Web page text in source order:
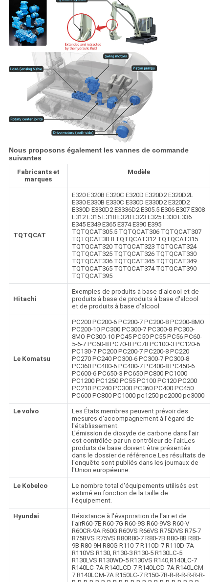
Nous proposons également les vannes de commande
suivantes
Fabricants et
marques
Modèle
TQTQCAT
E320 E320B E320C E320D E320D2 E320D2L
E330 E330B E330C E330D E330D2 E320D2
E330D E330D2 E3336D2 E305.5 E306 E307 E308
E312 E315 E318 E320 E323 E325 E330 E336
E345 E349 E365 E374 E390 E395
TQTQCAT305.5 TQTQCAT306 TQTQCAT307
TQTQCAT30 8 TQTQCAT312 TQTQCAT315
TQTQCAT320 TQTQCAT323 TQTQCAT324
TQTQCAT325 TQTQCAT326 TQTQCAT330
TQTQCAT336 TQTQCAT345 TQTQCAT349
TQTQCAT365 TQTQCAT374 TQTQCAT390
TQTQCAT395
Hitachi
Exemples de produits à base d'alcool et de
produits à base de produits à base d'alcool
et de produits à base d'alcool
Le Komatsu
PC200 PC200-6 PC200-7 PC200-8 PC200-8MO
PC200-10 PC300 PC300-7 PC300-8 PC300-
8MO PC300-10 PC45 PC50 PC55 PC56 PC60-
5-6-7 PC60-8 PC70-8 PC78 PC100-3 PC120-6
PC130-7 PC200 PC200-7 PC200-8 PC220
PC270 PC240 PC300-6 PC300-7 PC300-8
PC360 PC400-6 PC400-7 PC400-8 PC450-6
PC600-6 PC650-3 PC650 PC800 PC1000
PC1200 PC1250 PC55 PC100 PC120 PC200
PC210 PC240 PC300 PC360 PC400 PC450
PC600 PC800 PC1000 pc1250 pc2000 pc3000
Le volvo
Les États membres peuvent prévoir des
mesures d'accompagnement à l'égard de
l'établissement.
L'émission de dioxyde de carbone dans l'air
est contrôlée par un contrôleur de l'air.Les
produits de base doivent être présentés
dans le dossier de référence.Les résultats de
l'enquête sont publiés dans les journaux de
l'Union européenne.
Le Kobelco
Le nombre total d'équipements utilisés est
estimé en fonction de la taille de
l'équipement.
Hyundai
Résistance à l'évaporation de l'air et de
l'airR60-7E R60-7G R60-9S R60-9VS R60-V
R60CR-9A R60G R60VS R66VS R75DVS R75-7
R75BVS R75VS R80R80-7 R80-7B R80-8B R80-
9B R80-9H R80G R110-7 R110D-7 R110D-7A
R110VS R130, R130-3 R130-5 R130LC-5
R130LVS R130WD-5 R130VS R140,R140LC-7
R140LC-7A R140LCD-7 R140LCD-7A R140LCM-
7 R140LCM-7A R150LC-7 R150-7R-R-R-R-R-R-R-